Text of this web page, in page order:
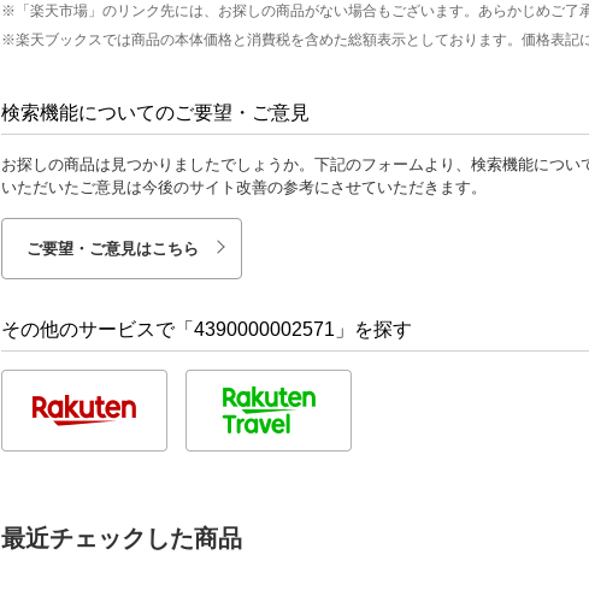
※「楽天市場」のリンク先には、お探しの商品がない場合もございます。あらかじめご了
※楽天ブックスでは商品の本体価格と消費税を含めた総額表示としております。価格表記
検索機能についてのご要望・ご意見
お探しの商品は見つかりましたでしょうか。下記のフォームより、検索機能につい
いただいたご意見は今後のサイト改善の参考にさせていただきます。
ご要望・ご意見はこちら
その他のサービスで「4390000002571」を探す
最近チェックした商品